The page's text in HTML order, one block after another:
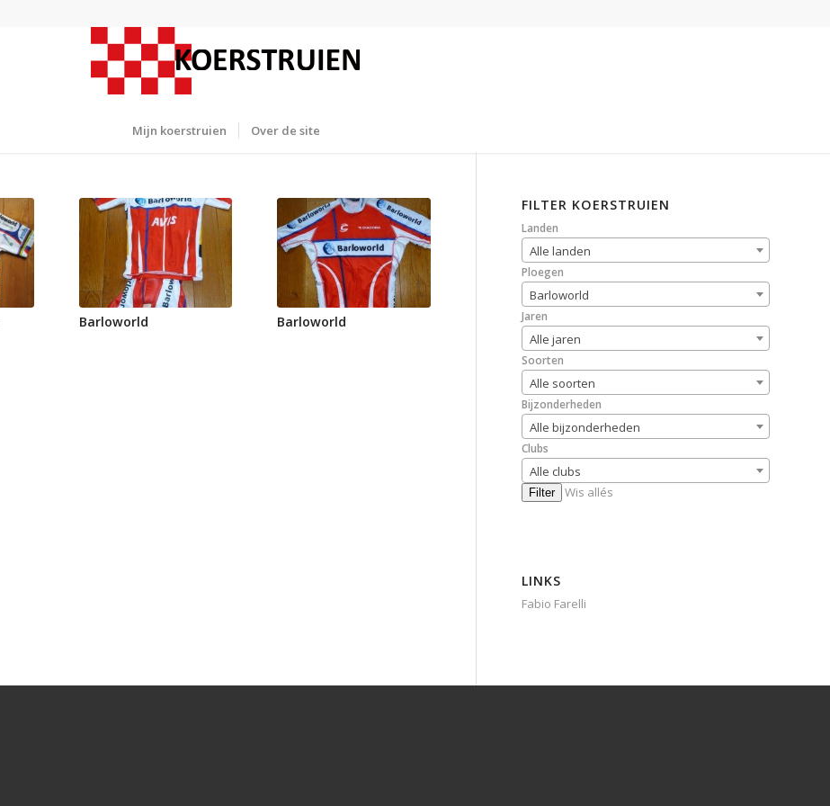
Mijn koerstruien Over de site
Barloworld Barloworld
FILTER KOERSTRUIEN
Landen
Alle landen
Ploegen
Barloworld
Jaren
Alle jaren
Soorten
Alle soorten
Bijzonderheden
Alle bijzonderheden
Clubs
Alle clubs
Filter Wis allés
LINKS
Fabio Farelli